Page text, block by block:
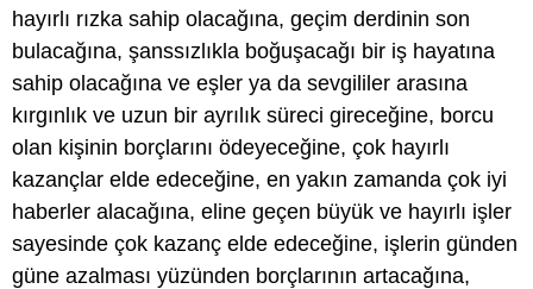
hayırlı rızka sahip olacağına, geçim derdinin son
bulacağına, şanssızlıkla boğuşacağı bir iş hayatına
sahip olacağına ve eşler ya da sevgililer arasına
kırgınlık ve uzun bir ayrılık süreci gireceğine, borcu
olan kişinin borçlarını ödeyeceğine, çok hayırlı
kazançlar elde edeceğine, en yakın zamanda çok iyi
haberler alacağına, eline geçen büyük ve hayırlı işler
sayesinde çok kazanç elde edeceğine, işlerin günden
güne azalması yüzünden borçlarının artacağına,